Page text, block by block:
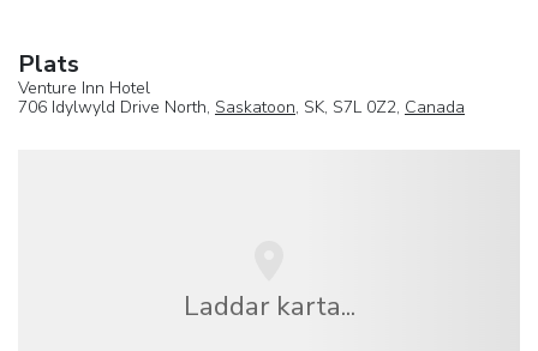
Plats
Venture Inn Hotel
706 Idylwyld Drive North, Saskatoon, SK, S7L 0Z2, Canada
Laddar karta...